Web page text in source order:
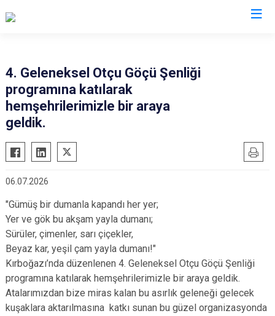
Alucra
Bulancak
Çanakçı
Espiye
Eynesil
Güce
Yağlıdere
4. Geleneksel Otçu Göçü Şenliği
programına katılarak
hemşehrilerimizle bir araya
geldik.
06.07.2026
"Gümüş bir dumanla kapandı her yer;
Yer ve gök bu akşam yayla dumanı;
Sürüler, çimenler, sarı çiçekler,
Beyaz kar, yeşil çam yayla dumanı!"
Kırboğazı’nda düzenlenen 4. Geleneksel Otçu Göçü Şenliği
programına katılarak hemşehrilerimizle bir araya geldik.
Atalarımızdan bize miras kalan bu asırlık geleneği gelecek
kuşaklara aktarılmasına katkı sunan bu güzel organizasyonda